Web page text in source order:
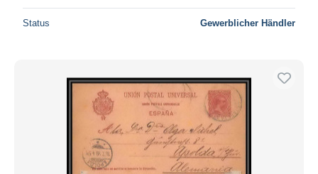
Status Gewerblicher Händler